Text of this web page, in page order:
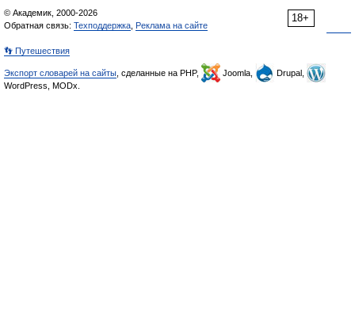
18+
© Академик, 2000-2026
Обратная связь: Техподдержка Реклама на сайте
👣 Путешествия
Экспорт словарей на сайты , сделанные на PHP, Joomla,
Drupal,
WordPress, MODx.